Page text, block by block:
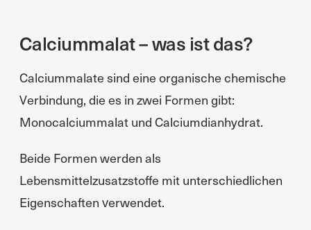
Calciummalat – was ist das?
Calciummalate sind eine organische chemische
Verbindung, die es in zwei Formen gibt:
Monocalciummalat und Calciumdianhydrat.
Beide Formen werden als
Lebensmittelzusatzstoffe mit unterschiedlichen
Eigenschaften verwendet.